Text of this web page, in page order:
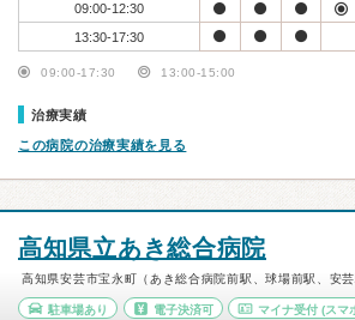
09:00-12:30
13:30-17:30
09:00-17:30 13:00-15:00
治療実績
この病院の治療実績を見る
高知県立あき総合病院
高知県安芸市宝永町（あき総合病院前駅、球場前駅、安芸
駐車場あり 電子決済可 マイナ受付 (スマ